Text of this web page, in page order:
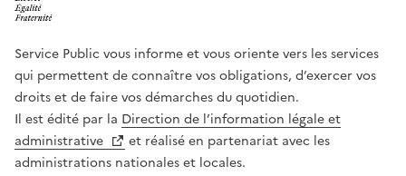
Service Public vous informe et vous oriente vers les services
qui permettent de connaître vos obligations, d’exercer vos
droits et de faire vos démarches du quotidien.
Il est édité par la Direction de l’information légale et
administrative
et réalisé en partenariat avec les
administrations nationales et locales.